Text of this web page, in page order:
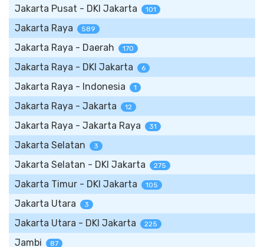
Jakarta Pusat - DKI Jakarta 101
Jakarta Raya 589
Jakarta Raya - Daerah 170
Jakarta Raya - DKI Jakarta 6
Jakarta Raya - Indonesia 1
Jakarta Raya - Jakarta 12
Jakarta Raya - Jakarta Raya 31
Jakarta Selatan 3
Jakarta Selatan - DKI Jakarta 275
Jakarta Timur - DKI Jakarta 105
Jakarta Utara 3
Jakarta Utara - DKI Jakarta 225
Jambi 87